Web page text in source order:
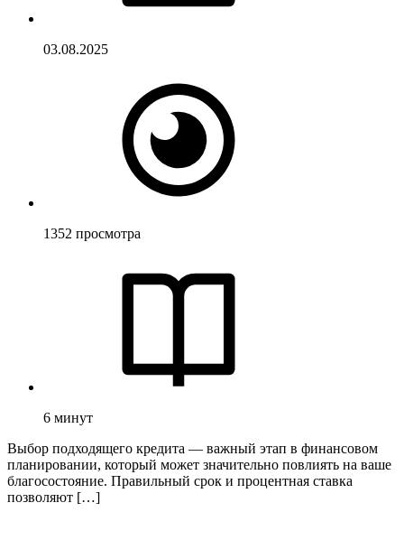
03.08.2025
1352 просмотра
6 минут
Выбор подходящего кредита — важный этап в финансовом
планировании, который может значительно повлиять на ваше
благосостояние. Правильный срок и процентная ставка
позволяют […]